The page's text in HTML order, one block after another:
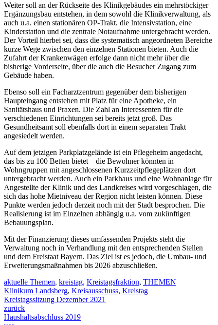
Weiter soll an der Rückseite des Klinikgebäudes ein mehrstöckiger
Ergänzungsbau entstehen, in dem sowohl die Klinikverwaltung, als
auch u.a. einen stationären OP-Trakt, die Intensivstation, eine
Kinderstation und die zentrale Notaufnahme untergebracht werden.
Der Vorteil hierbei sei, dass die systematisch angeordneten Bereiche
kurze Wege zwischen den einzelnen Stationen bieten. Auch die
Zufahrt der Krankenwägen erfolge dann nicht mehr über die
bisherige Vorderseite, über die auch die Besucher Zugang zum
Gebäude haben.
Ebenso soll ein Facharztzentrum gegenüber dem bisherigen
Haupteingang entstehen mit Platz für eine Apotheke, ein
Sanitätshaus und Praxen. Die Zahl an Interessenten für die
verschiedenen Einrichtungen sei bereits jetzt groß. Das
Gesundheitsamt soll ebenfalls dort in einem separaten Trakt
angesiedelt werden.
Auf dem jetzigen Parkplatzgelände ist ein Pflegeheim angedacht,
das bis zu 100 Betten bietet – die Bewohner könnten in
Wohngruppen mit angeschlossenen Kurzzeitpflegeplätzen dort
untergebracht werden. Auch ein Parkhaus und eine Wohnanlage für
Angestellte der Klinik und des Landkreises wird vorgeschlagen, die
sich das hohe Mietniveau der Region nicht leisten können. Diese
Punkte werden jedoch derzeit noch mit der Stadt besprochen. Die
Realisierung ist im Einzelnen abhängig u.a. vom zukünftigen
Bebauungsplan.
Mit der Finanzierung dieses umfassenden Projekts steht die
Verwaltung noch in Verhandlung mit den entsprechenden Stellen
und dem Freistaat Bayern. Das Ziel ist es jedoch, die Umbau- und
Erweiterungsmaßnahmen bis 2026 abzuschließen.
aktuelle Themen, kreistag, Kreistagsfraktion, THEMEN
Klinikum Landsberg, Kreisausschuss, Kreistag
Kreistagssitzung Dezember 2021
zurück
Haushaltsabschluss 2019